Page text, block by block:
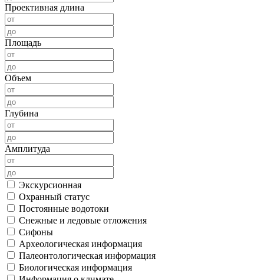
Проективная длина
Площадь
Объем
Глубина
Амплитуда
Экскурсионная
Охранный статус
Постоянные водотоки
Снежные и ледовые отложения
Сифоны
Археологическая информация
Палеонтологическая информация
Биологическая информация